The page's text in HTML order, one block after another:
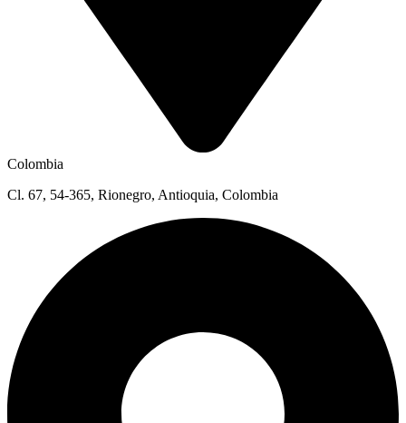
Colombia
Cl. 67, 54-365, Rionegro, Antioquia, Colombia